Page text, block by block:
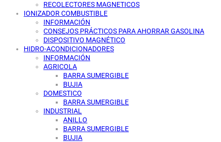
RECOLECTORES MAGNETICOS
IONIZADOR COMBUSTIBLE
INFORMACIÓN
CONSEJOS PRÁCTICOS PARA AHORRAR GASOLINA
DISPOSITIVO MAGNÉTICO
HIDRO-ACONDICIONADORES
INFORMACIÓN
AGRICOLA
BARRA SUMERGIBLE
BUJIA
DOMESTICO
BARRA SUMERGIBLE
INDUSTRIAL
ANILLO
BARRA SUMERGIBLE
BUJIA